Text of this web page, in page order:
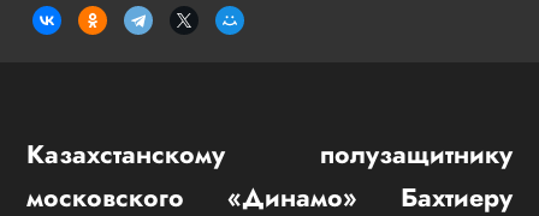
Казахстанскому полузащитнику
московского «Динамо» Бахтиеру